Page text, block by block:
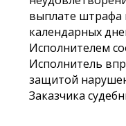
выплате штрафа
календарных
Исполнителем
Исполнитель
защитой
Заказчика